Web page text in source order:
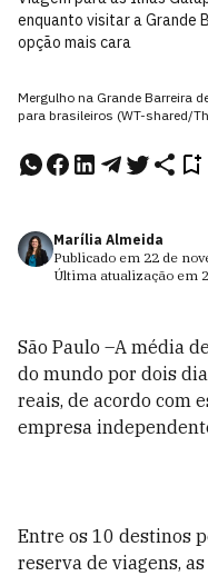
enquanto visitar a Grande
opção mais cara
Mergulho na Grande Barreira
para brasileiros (WT-shared/
Marília Almeida
Publicado em 22 de
Última atualização em
São Paulo –A média
do mundo por dois
reais, de acordo com
empresa
Entre os 10 destinos
reserva de viagens,